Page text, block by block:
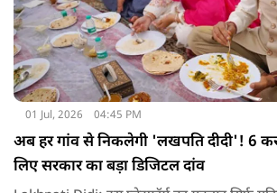
01 Jul, 2026 04:45 PM
अब हर गांव से निकलेगी 'लखपति दीदी'! 6
लिए सरकार का बड़ा डिजिटल दांव